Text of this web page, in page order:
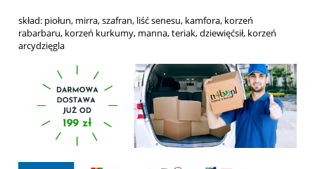
skład: piołun, mirra, szafran, liść senesu, kamfora, korzeń
rabarbaru, korzeń kurkumy, manna, teriak, dziewięćsił, korzeń
arcydzięgla